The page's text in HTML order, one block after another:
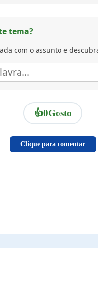
tema?
com o assunto e
👍0Gosto
Clique para comentar